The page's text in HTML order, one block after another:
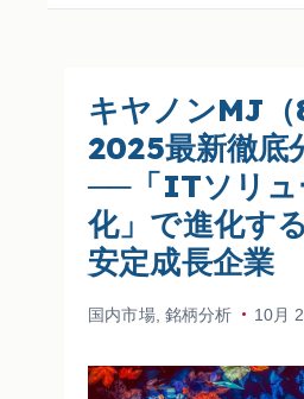
キヤノンMJ（
2025最新徹底
──「ITソリュ
化」で進化す
安定成長企業
国内市場, 銘柄分析 10月